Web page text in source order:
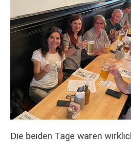
Die beiden Tage waren